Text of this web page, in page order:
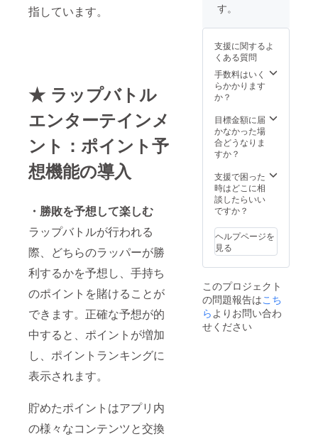
指しています。
★ ラップバトル
エンターテインメ
ント：ポイント予
想機能の導入
・勝敗を予想して楽しむ
ラップバトルが行われる
際、どちらのラッパーが勝
利するかを予想し、手持ち
のポイントを賭けることが
できます。正確な予想が的
中すると、ポイントが増加
し、ポイントランキングに
表示されます。
貯めたポイントはアプリ内
の様々なコンテンツと交換
ティー
て 開催
予定日:
2023年
4月頃開
催予定
京都渋
谷区付
近を予
定して
す。
スパー
フライ
ヤーに
ロゴを
表示 ・
オリジ
テッ
カー300
枚 ・手
書きの
メッ
セージ
(郵送)
・リ
パー
ティー
招待券
(人数無
プリ内
広告掲
載につ
いて、
ラップ
す。
支援に関するよ
くある質問
手数料はいく
らかかります
か？
目標金額に届
かなかった場
合どうなりま
すか？
支援で困った
時はどこに相
談したらいい
ですか？
ヘルプページを
見る
このプロジェクト
の問題報告はこち
らよりお問い合わ
せください